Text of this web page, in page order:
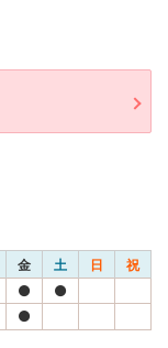
金 土 日 祝